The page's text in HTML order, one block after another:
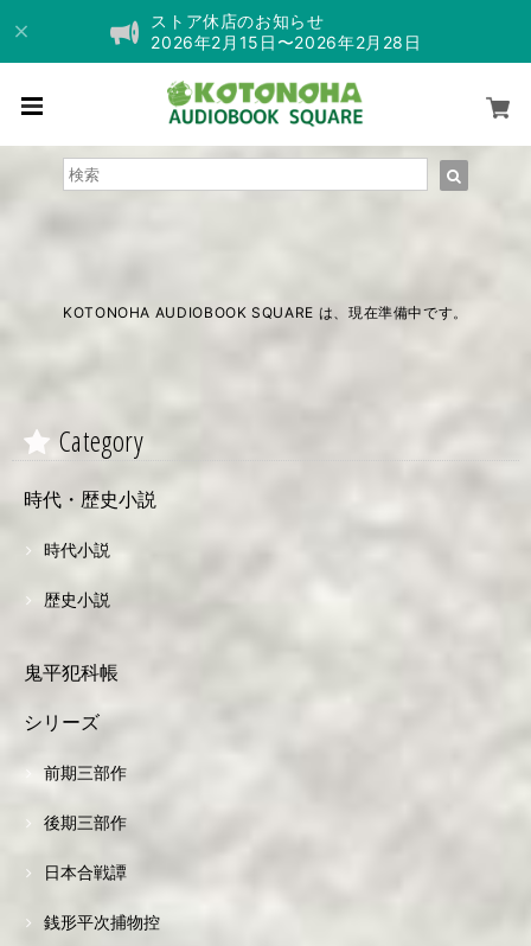
ストア休店のお知らせ
2026年2月15日〜2026年2月28日
KOTONOHA AUDIOBOOK SQUARE は、現在準備中です。
Category
時代・歴史小説
時代小説
歴史小説
鬼平犯科帳
シリーズ
前期三部作
後期三部作
日本合戦譚
銭形平次捕物控